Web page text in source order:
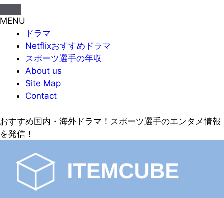
MENU
ドラマ
Netflixおすすめドラマ
スポーツ選手の年収
About us
Site Map
Contact
おすすめ国内・海外ドラマ！スポーツ選手のエンタメ情報
を発信！